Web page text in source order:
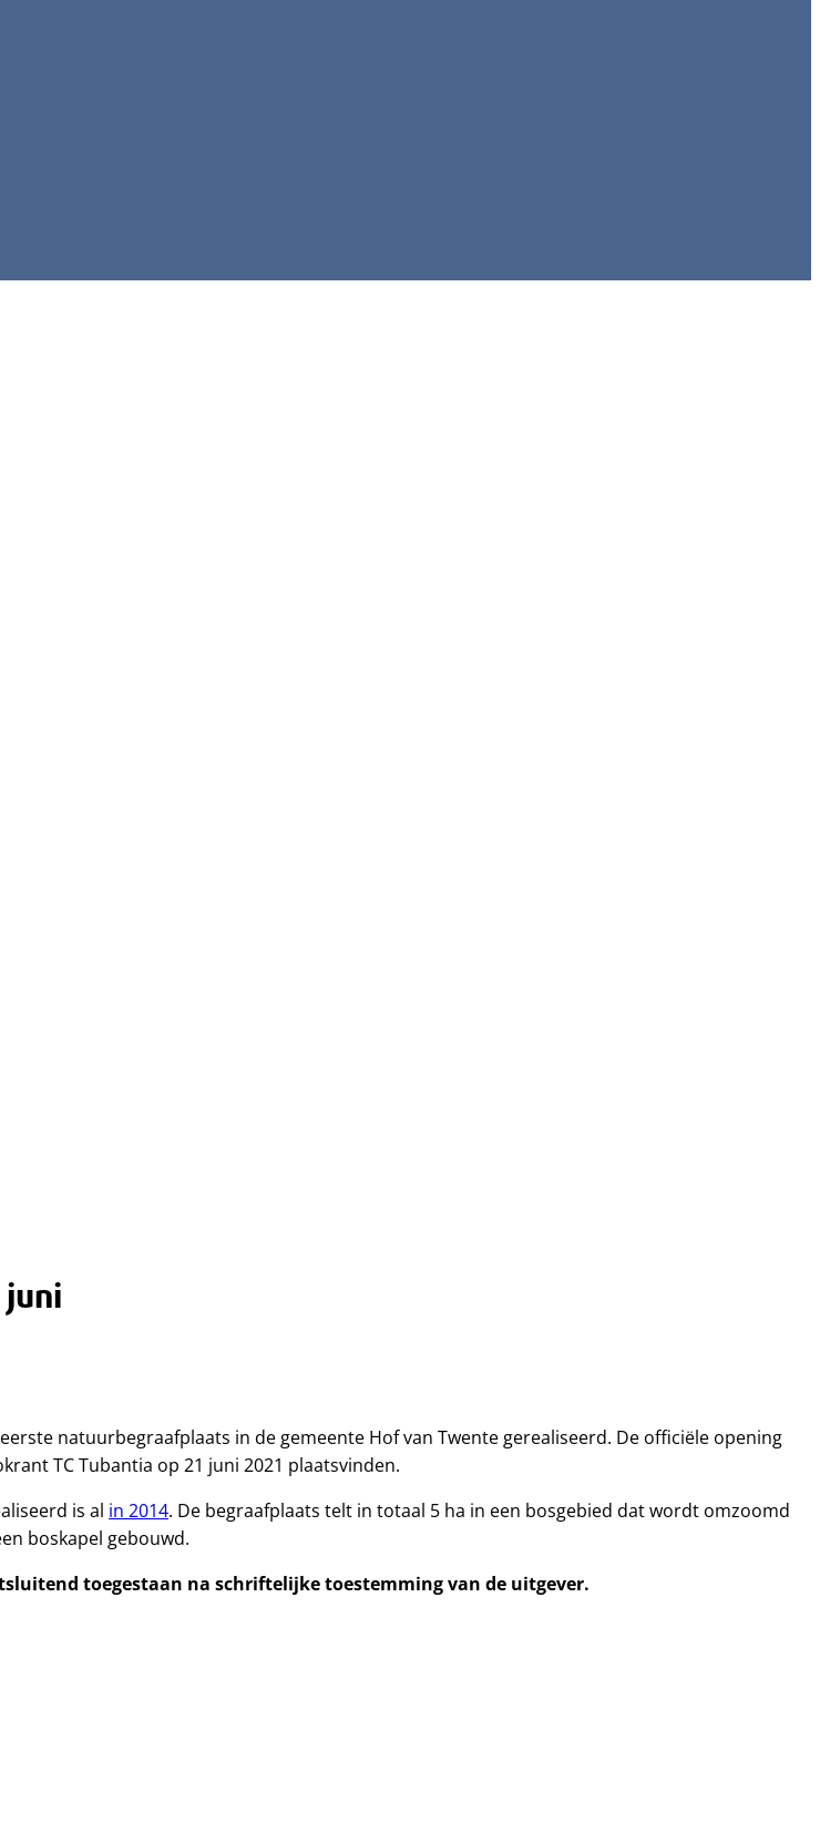
juni
natuurbegraafplaats in de gemeente Hof van Twente gerealiseerd. De officiële opening
TC Tubantia op 21 juni 2021 plaatsvinden.
is al in 2014. De begraafplaats telt in totaal 5 ha in een bosgebied dat wordt omzoomd
boskapel gebouwd.
toegestaan na schriftelijke toestemming van de uitgever.